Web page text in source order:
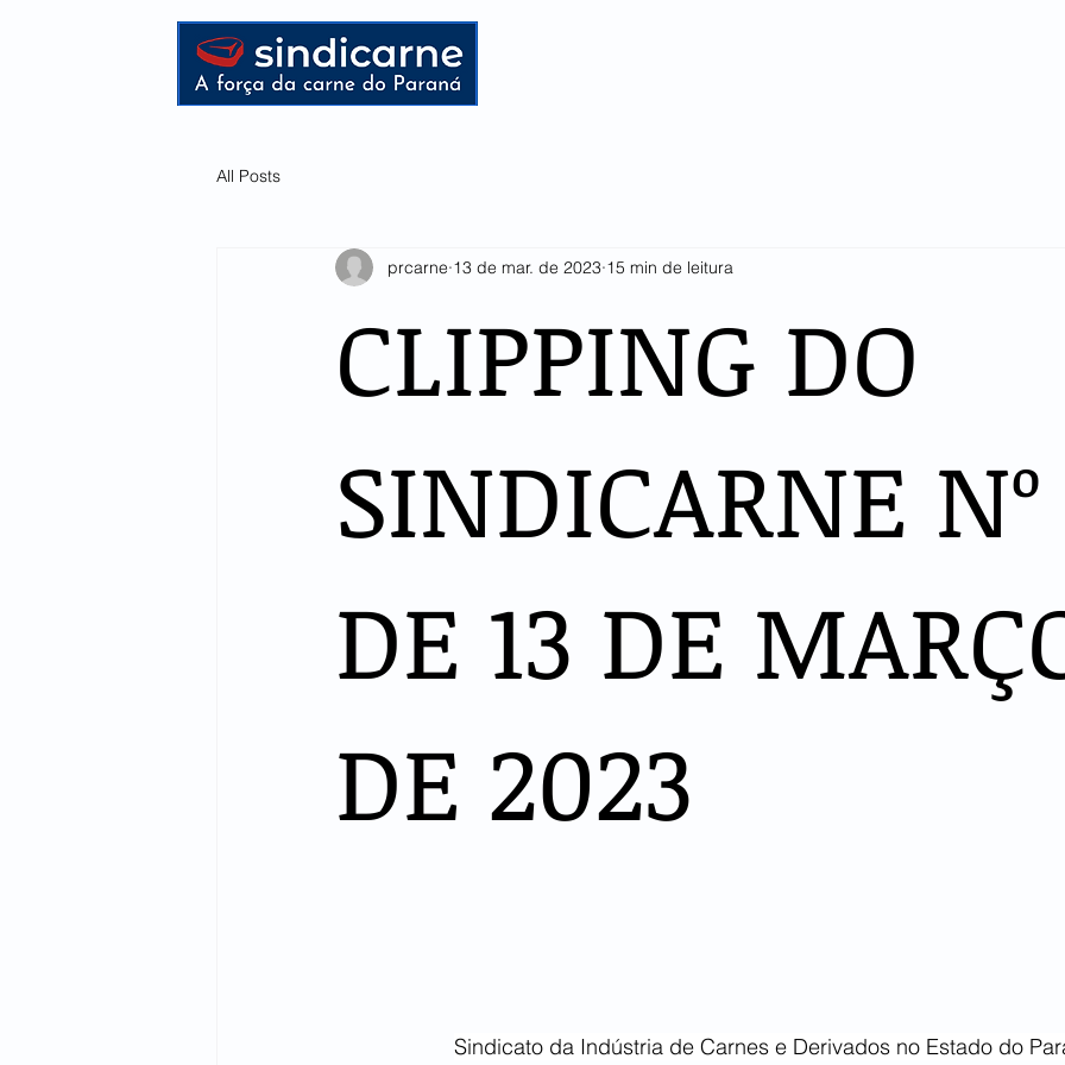
All Posts
CLIPPING DO
SINDICARNE Nº
DE 13 DE
DE 2023
prcarne 13 de mar. de 2023 15 min de leitura
Sindicato da Indústria de Carnes e Derivados no Estado do